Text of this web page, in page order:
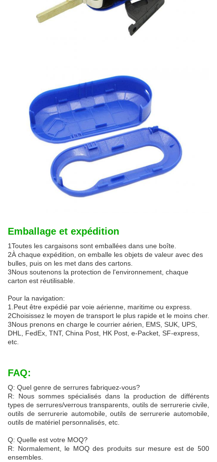
Emballage et expédition
1Toutes les cargaisons sont emballées dans une boîte.
2À chaque expédition, on emballe les objets de valeur avec des
bulles, puis on les met dans des cartons.
3Nous soutenons la protection de l'environnement, chaque
carton est réutilisable.
Pour la navigation:
1.Peut être expédié par voie aérienne, maritime ou express.
2Choisissez le moyen de transport le plus rapide et le moins cher.
3Nous prenons en charge le courrier aérien, EMS, SUK, UPS,
DHL, FedEx, TNT, China Post, HK Post, e-Packet, SF-express,
etc.
FAQ:
Q: Quel genre de serrures fabriquez-vous?
R: Nous sommes spécialisés dans la production de différents
types de serrures/verrous transparents, outils de serrurerie civile,
outils de serrurerie automobile, outils de serrurerie automobile,
outils de matériel personnalisés, etc.
Q: Quelle est votre MOQ?
R: Normalement, le MOQ des produits sur mesure est de 500
ensembles.